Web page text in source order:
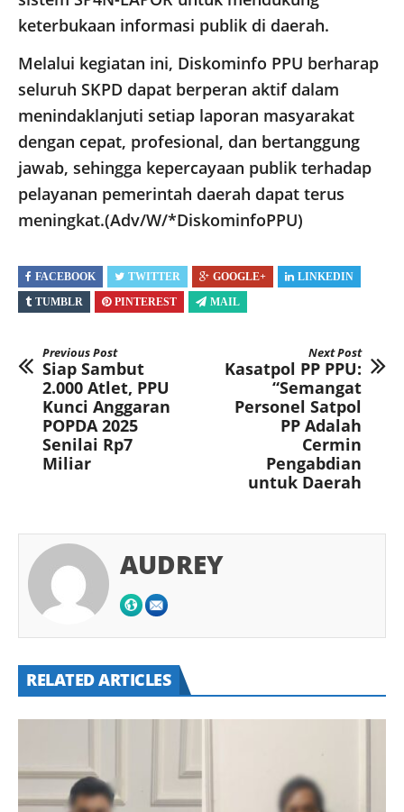
keterbukaan informasi publik di daerah.
Melalui kegiatan ini, Diskominfo PPU berharap
seluruh SKPD dapat berperan aktif dalam
menindaklanjuti setiap laporan masyarakat
dengan cepat, profesional, dan bertanggung
jawab, sehingga kepercayaan publik terhadap
pelayanan pemerintah daerah dapat terus
meningkat.(Adv/W/*DiskominfoPPU)
FACEBOOK TWITTER GOOGLE+
LINKEDIN
TUMBLR
PINTEREST MAIL
Previous Post
Siap Sambut
2.000 Atlet, PPU
Kunci Anggaran
POPDA 2025
Senilai Rp7
Miliar
Next Post
Kasatpol PP PPU:
“Semangat
Personel Satpol
PP Adalah
Cermin
Pengabdian
untuk Daerah
AUDREY
RELATED ARTICLES